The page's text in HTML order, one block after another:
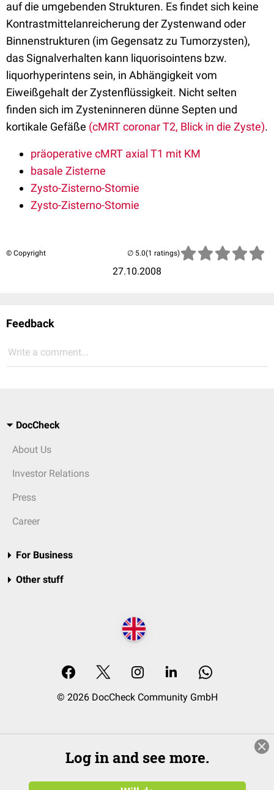
auf die umgebenden Strukturen. Es findet sich keine
Kontrastmittelanreicherung der Zystenwand oder
Binnenstrukturen (im Gegensatz zu Tumorzysten),
das Signalverhalten kann liquorisointens bzw.
liquorhyperintens sein, in Abhängigkeit vom
Eiweißgehalt der Zystenflüssigkeit. Nicht selten
finden sich im Zysteninneren dünne Septen und
kortikale Gefäße (cMRT coronar T2, Blick in die Zyste).
präoperative cMRT axial T1 mit KM
basale Zisterne
Zysto-Zisterno-Stomie
Zysto-Zisterno-Stomie
© Copyright
27.10.2008
(1 ratings)
Feedback
Write a comment...
DocCheck
About Us
Investor Relations
Press
Career
For Business
Other stuff
© 2026 DocCheck Community GmbH
Log in and see more.